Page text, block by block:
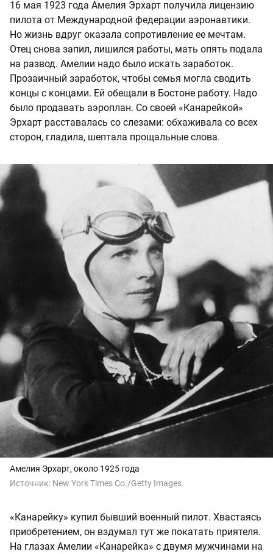
16 мая 1923 года Амелия Эрхарт получила лицензию
пилота от Международной федерации аэронавтики.
Но жизнь вдруг оказала сопротивление ее мечтам.
Отец снова запил, лишился работы, мать опять подала
на развод. Амелии надо было искать заработок.
Прозаичный заработок, чтобы семья могла сводить
концы с концами. Ей обещали в Бостоне работу. Надо
было продавать аэроплан. Со своей «Канарейкой»
Эрхарт расставалась со слезами: обхаживала со всех
сторон, гладила, шептала прощальные слова.
Амелия Эрхарт, около 1925 года
Источник: New York Times Co./Getty Images
«Канарейку» купил бывший военный пилот. Хвастаясь
приобретением, он вздумал тут же покатать приятеля.
На глазах Амелии «Канарейка» с двумя мужчинами на